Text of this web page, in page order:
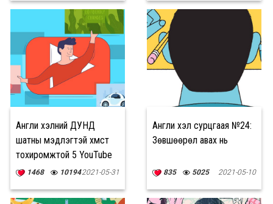
Англи хэлний ДУНД
шатны мэдлэгтэй хүмүүст
тохиромжтой 5 YouTube
суваг1468 101942021-05-31
Англи хэл сурцгаая №24:
Зөвшөөрөл авах нь
835 5025 2021-05-10